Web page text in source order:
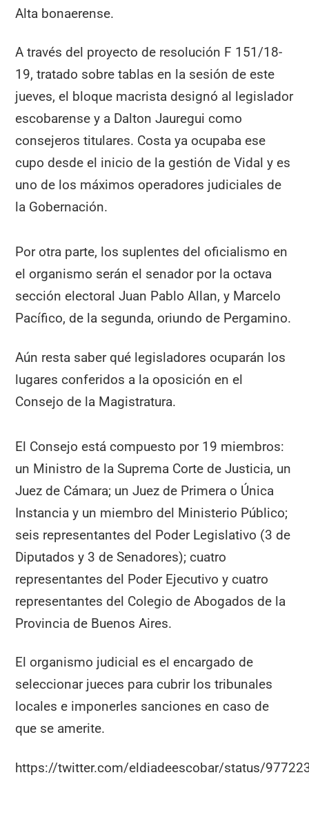
Alta bonaerense.
A través del proyecto de resolución F 151/18-
19, tratado sobre tablas en la sesión de este
jueves, el bloque macrista designó al legislador
escobarense y a Dalton Jauregui como
consejeros titulares. Costa ya ocupaba ese
cupo desde el inicio de la gestión de Vidal y es
uno de los máximos operadores judiciales de
la Gobernación.
Por otra parte, los suplentes del oficialismo en
el organismo serán el senador por la octava
sección electoral Juan Pablo Allan, y Marcelo
Pacífico, de la segunda, oriundo de Pergamino.
Aún resta saber qué legisladores ocuparán los
lugares conferidos a la oposición en el
Consejo de la Magistratura.
El Consejo está compuesto por 19 miembros:
un Ministro de la Suprema Corte de Justicia, un
Juez de Cámara; un Juez de Primera o Única
Instancia y un miembro del Ministerio Público;
seis representantes del Poder Legislativo (3 de
Diputados y 3 de Senadores); cuatro
representantes del Poder Ejecutivo y cuatro
representantes del Colegio de Abogados de la
Provincia de Buenos Aires.
El organismo judicial es el encargado de
seleccionar jueces para cubrir los tribunales
locales e imponerles sanciones en caso de
que se amerite.
https://twitter.com/eldiadeescobar/status/